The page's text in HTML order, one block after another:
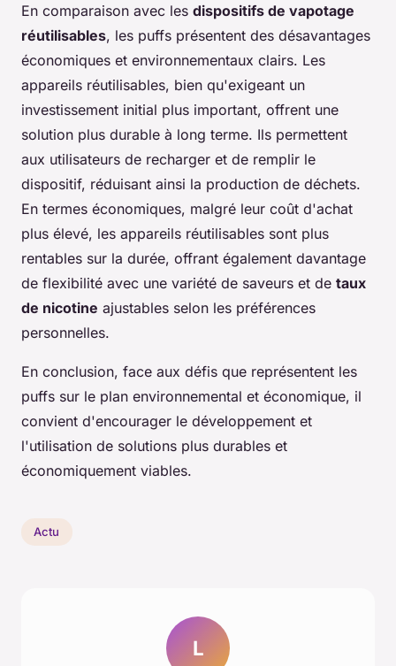
En comparaison avec les dispositifs de vapotage
réutilisables, les puffs présentent des désavantages
économiques et environnementaux clairs. Les
appareils réutilisables, bien qu'exigeant un
investissement initial plus important, offrent une
solution plus durable à long terme. Ils permettent
aux utilisateurs de recharger et de remplir le
dispositif, réduisant ainsi la production de déchets.
En termes économiques, malgré leur coût d'achat
plus élevé, les appareils réutilisables sont plus
rentables sur la durée, offrant également davantage
de flexibilité avec une variété de saveurs et de taux
de nicotine ajustables selon les préférences
personnelles.
En conclusion, face aux défis que représentent les
puffs sur le plan environnemental et économique, il
convient d'encourager le développement et
l'utilisation de solutions plus durables et
économiquement viables.
Actu
L